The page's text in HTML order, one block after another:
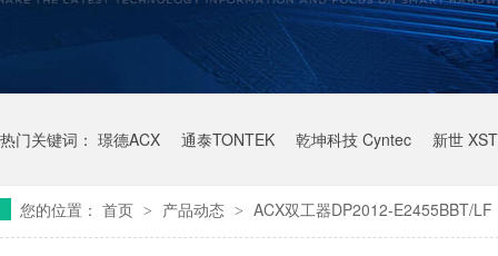
热门关键词： 璟德ACX 通泰TONTEK 乾坤科技 Cyntec 新世
您的位置： 首页 > 产品动态 > ACX双工器DP2012-E2455BBT/LF